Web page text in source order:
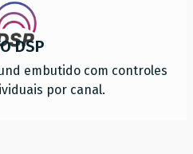
DSP
embutido com controles
por canal.